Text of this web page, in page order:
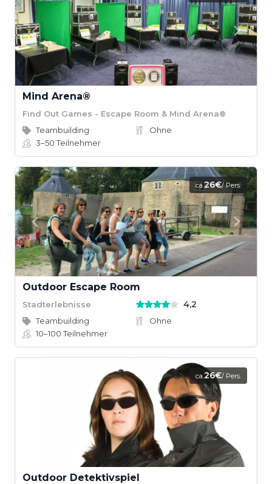
Mind Arena®
Find Out Games - Escape Room & Mind Arena®
Teambuilding
Ohne
3–50Teilnehmer
ca.26€/ Pers.
Outdoor Escape Room
Stadterlebnisse 4,2
Teambuilding
Ohne
10–100Teilnehmer
ca.26€/ Pers.
Outdoor Detektivspiel